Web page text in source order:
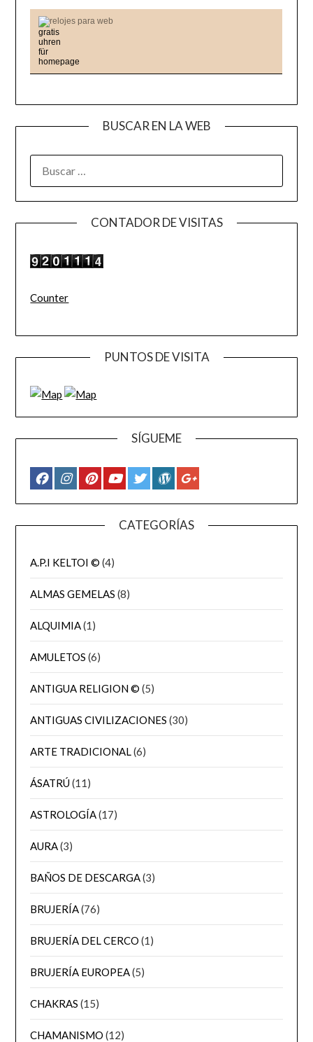
relojes para web
BUSCAR EN LA WEB
CONTADOR DE VISITAS
Counter
PUNTOS DE VISITA
SÍGUEME
CATEGORÍAS
A.P.I KELTOI © (4)
ALMAS GEMELAS (8)
ALQUIMIA(1)
AMULETOS (6)
ANTIGUA RELIGION © (5)
ANTIGUAS CIVILIZACIONES (30)
ARTE TRADICIONAL(6)
ÁSATRÚ(11)
ASTROLOGÍA(17)
AURA(3)
BAÑOS DE DESCARGA(3)
BRUJERÍA(76)
BRUJERÍA DEL CERCO (1)
BRUJERÍA EUROPEA(5)
CHAKRAS (15)
CHAMANISMO (12)